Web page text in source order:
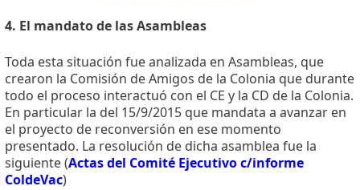
4. El mandato de las Asambleas
Toda esta situación fue analizada en Asambleas, que
crearon la Comisión de Amigos de la Colonia que durante
todo el proceso interactuó con el CE y la CD de la Colonia.
En particular la del 15/9/2015 que mandata a avanzar en
el proyecto de reconversión en ese momento
presentado. La resolución de dicha asamblea fue la
siguiente (Actas del Comité Ejecutivo c/informe
ColdeVac)